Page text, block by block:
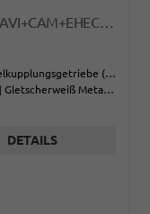
S LINE TFSI QUATTRO GV3+AHK+NAVI+CAM+EHECK+SOUND+ACC+PARKASSIST+KOMFORT
Doppelkupplungsgetriebe (DSG)
[2Y2Y] Gletscherweiß Metallic
DETAILS